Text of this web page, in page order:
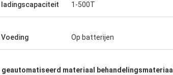
ladingscapaciteit 1-500T
Voeding Op batterijen
geautomatiseerd materiaal behandelingsmateriaal